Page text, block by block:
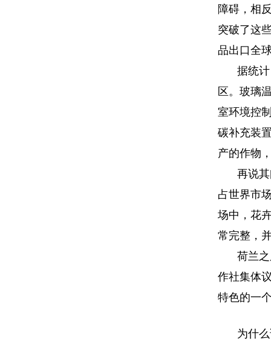
障碍，相
突破了这
品出口全
据统
区。玻璃
室环境控
碳补充装
产的作物
再说
占世界市
场中，花
常完整，
荷兰
作社集体
特色的一
为什